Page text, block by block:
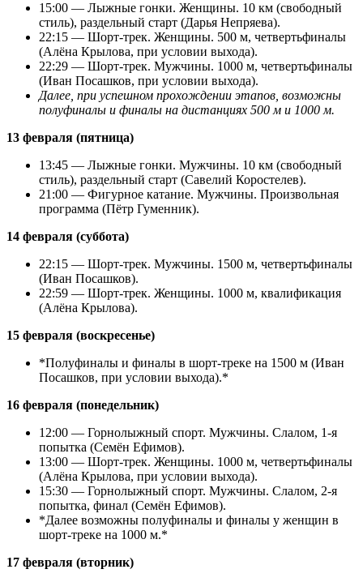
15:00 — Лыжные гонки. Женщины. 10 км (свободный
стиль), раздельный старт (Дарья Непряева).
22:15 — Шорт-трек. Женщины. 500 м, четвертьфиналы
(Алёна Крылова, при условии выхода).
22:29 — Шорт-трек. Мужчины. 1000 м, четвертьфиналы
(Иван Посашков, при условии выхода).
Далее, при успешном прохождении этапов, возможны
полуфиналы и финалы на дистанциях 500 м и 1000 м.
13 февраля (пятница)
13:45 — Лыжные гонки. Мужчины. 10 км (свободный
стиль), раздельный старт (Савелий Коростелев).
21:00 — Фигурное катание. Мужчины. Произвольная
программа (Пётр Гуменник).
14 февраля (суббота)
22:15 — Шорт-трек. Мужчины. 1500 м, четвертьфиналы
(Иван Посашков).
22:59 — Шорт-трек. Женщины. 1000 м, квалификация
(Алёна Крылова).
15 февраля (воскресенье)
*Полуфиналы и финалы в шорт-треке на 1500 м (Иван
Посашков, при условии выхода).*
16 февраля (понедельник)
12:00 — Горнолыжный спорт. Мужчины. Слалом, 1-я
попытка (Семён Ефимов).
13:00 — Шорт-трек. Женщины. 1000 м, четвертьфиналы
(Алёна Крылова, при условии выхода).
15:30 — Горнолыжный спорт. Мужчины. Слалом, 2-я
попытка, финал (Семён Ефимов).
*Далее возможны полуфиналы и финалы у женщин в
шорт-треке на 1000 м.*
17 февраля (вторник)